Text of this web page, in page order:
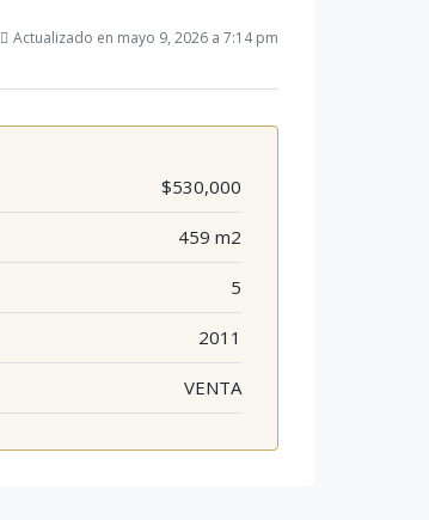
Actualizado en mayo 9, 2026 a 7:14 pm
$530,000
459 m2
5
2011
VENTA